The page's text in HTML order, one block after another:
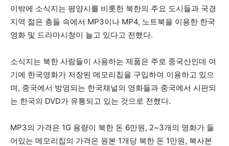
이밖에 소식지는 평양시를 비롯한 북한의 주요 도시들과 국경
지역 젊은 층들 속에서 MP3이나 MP4, 노트북을 이용한 한국
영화 및 드라마시청이 늘고 있다고 전했다.
소식지는 북한 사람들이 사용하는 제품은 주로 중국산인데 여
기에 한국영화가 저장된 메모리칩을 구입하여 이용하고 있으
며, 중국에서 방영되는 한국채널의 영화들과 중국에서 시판되
는 한국의 DVD가 유통되고 있는 것으로 전했다.
MP3의 가격은 1G 용량이 북한 돈 6만원, 2~3개의 영화가 들
어있는 메모리칩의 가격은 원본 1개당 북한 돈 1만원, 복사본